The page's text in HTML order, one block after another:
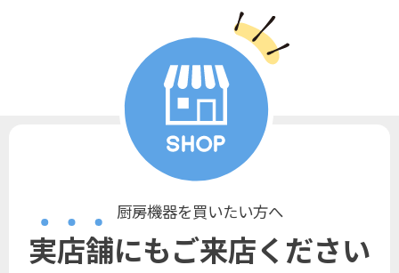
厨房機器を買いたい方へ
実店舗にもご来店ください